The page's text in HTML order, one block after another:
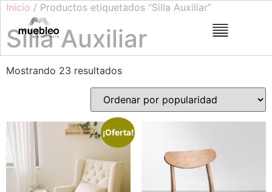
Inicio / Productos etiquetados “Silla Auxiliar”
Silla Auxiliar
Mostrando 23 resultados
¡Oferta!